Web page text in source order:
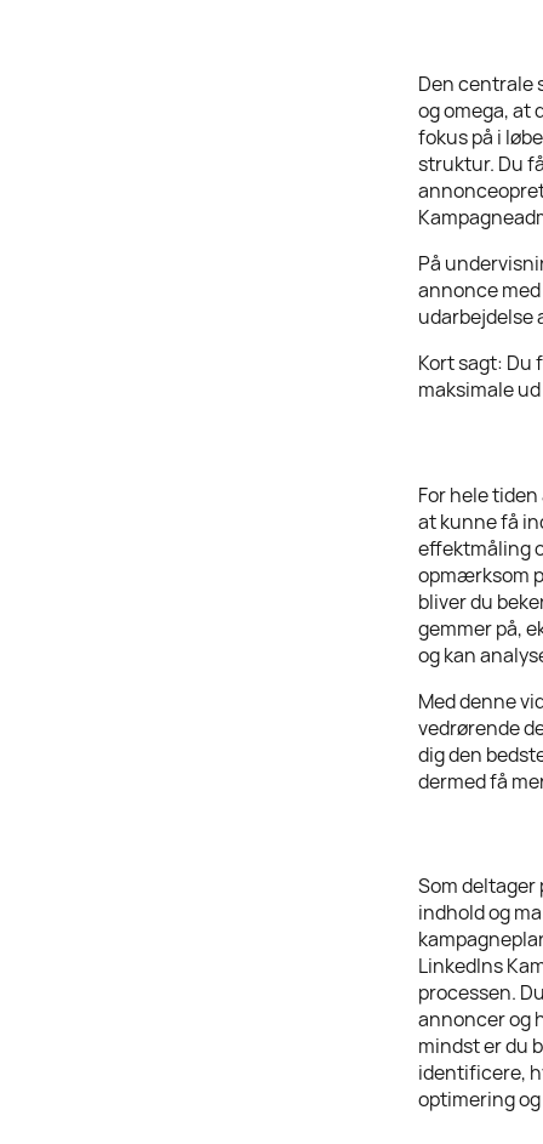
Den centrale
og omega, at
fokus på i
struktur. Du
På
annonce
udarbejdelse
Kort sagt: Du
maksimale
For hele
at kunne få
effektmåling
opmærksom
bliver du
gemmer på,
og kan
Med denne
vedrørende
dig den
dermed få
Som
indhold og
LinkedIns
processen.
annoncer og
mindst er du
identificere,
optimering